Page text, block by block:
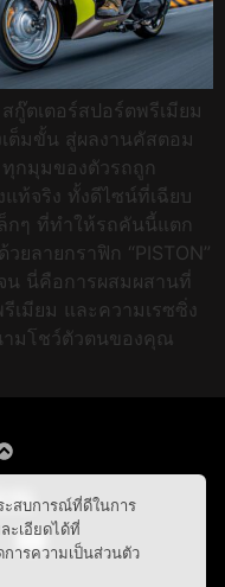
กู๊ตเตอร์สปอร์ตพรีเมียม
ต็มขั้น สู่ผลงานคัสตอม
ทุกมุมของตัวรถถูก
ท้จริง ทั้งดีไซน์ที่เฉียบ
กๆ ที่ทำให้รถคันนี้แตก
ยลายกราฟิก “PISTON”
น นี่คือการผสมผสานที่
เมียม และความเรซซิ่ง
ามโชว์ตัวตนของคุณ
ะสบการณ์ที่ดีในการ
ะเอียดได้ที่
ารความเป็นส่วนตัว